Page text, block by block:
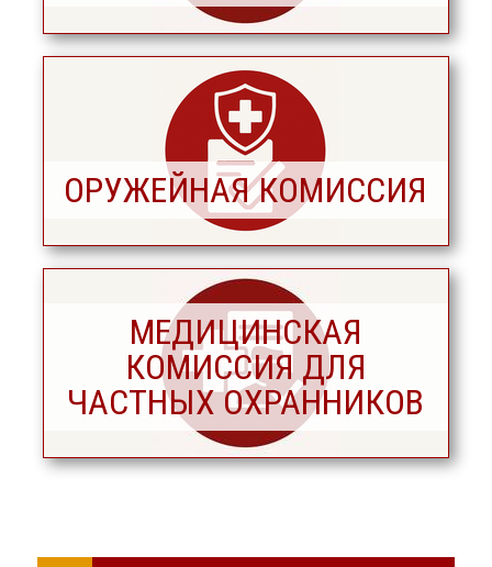
ОРУЖЕЙНАЯ КОМИССИЯ
МЕДИЦИНСКАЯ
КОМИССИЯ ДЛЯ
ЧАСТНЫХ ОХРАННИКОВ